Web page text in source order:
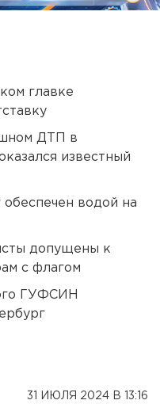
главке
ДТП в
известный
водой на
допущены к
с флагом
ГУФСИН
31 ИЮЛЯ 2024 В 13:16